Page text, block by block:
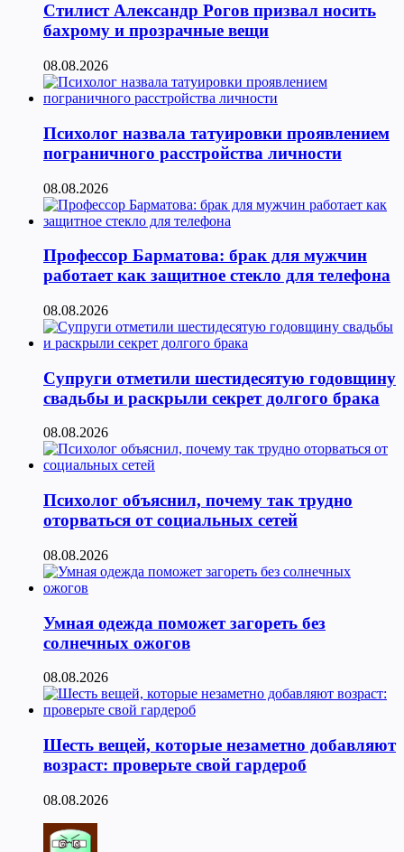
Стилист Александр Рогов призвал носить
бахрому и прозрачные вещи
08.08.2026
Психолог назвала татуировки проявлением
пограничного расстройства личности
08.08.2026
Профессор Барматова: брак для мужчин
работает как защитное стекло для телефона
08.08.2026
Супруги отметили шестидесятую годовщину
свадьбы и раскрыли секрет долгого брака
08.08.2026
Психолог объяснил, почему так трудно
оторваться от социальных сетей
08.08.2026
Умная одежда поможет загореть без
солнечных ожогов
08.08.2026
Шесть вещей, которые незаметно добавляют
возраст: проверьте свой гардероб
08.08.2026